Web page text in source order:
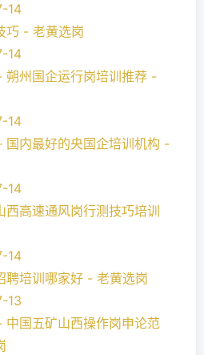
14
巧 - 老黄选岗
14
朔州国企运行岗培训推荐 -
14
国内最好的央国企培训机构 -
14
高速通风岗行测技巧培训
14
聘培训哪家好 - 老黄选岗
13
中国五矿山西操作岗申论范